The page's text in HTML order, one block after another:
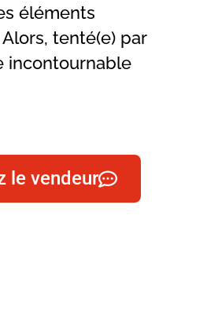
éléments
tenté(e) par
incontournable
le vendeur